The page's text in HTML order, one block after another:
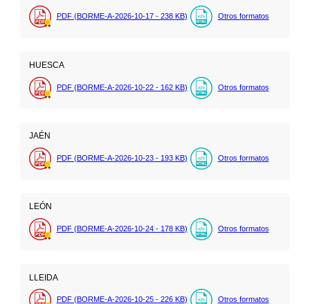
PDF (BORME-A-2026-10-17 - 238 KB) Otros formatos
HUESCA
PDF (BORME-A-2026-10-22 - 162 KB) Otros formatos
JAÉN
PDF (BORME-A-2026-10-23 - 193 KB) Otros formatos
LEÓN
PDF (BORME-A-2026-10-24 - 178 KB) Otros formatos
LLEIDA
PDF (BORME-A-2026-10-25 - 226 KB) Otros formatos